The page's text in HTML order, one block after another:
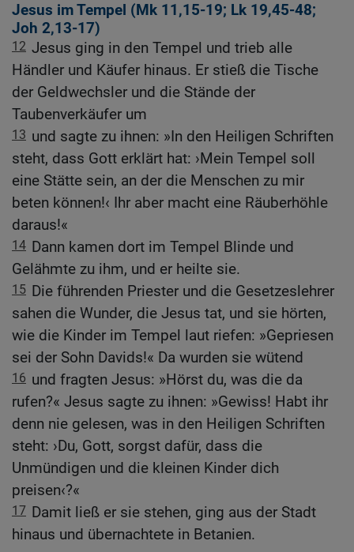
Jesus im Tempel (Mk 11,15-19; Lk 19,45-48;
Joh 2,13-17)
12 Jesus ging in den Tempel und trieb alle
Händler und Käufer hinaus. Er stieß die Tische
der Geldwechsler und die Stände der
Taubenverkäufer um
13 und sagte zu ihnen: »In den Heiligen Schriften
steht, dass Gott erklärt hat: ›Mein Tempel soll
eine Stätte sein, an der die Menschen zu mir
beten können!‹ Ihr aber macht eine Räuberhöhle
daraus!«
14 Dann kamen dort im Tempel Blinde und
Gelähmte zu ihm, und er heilte sie.
15 Die führenden Priester und die Gesetzeslehrer
sahen die Wunder, die Jesus tat, und sie hörten,
wie die Kinder im Tempel laut riefen: »Gepriesen
sei der Sohn Davids!« Da wurden sie wütend
16 und fragten Jesus: »Hörst du, was die da
rufen?« Jesus sagte zu ihnen: »Gewiss! Habt ihr
denn nie gelesen, was in den Heiligen Schriften
steht: ›Du, Gott, sorgst dafür, dass die
Unmündigen und die kleinen Kinder dich
preisen‹?«
17 Damit ließ er sie stehen, ging aus der Stadt
hinaus und übernachtete in Betanien.